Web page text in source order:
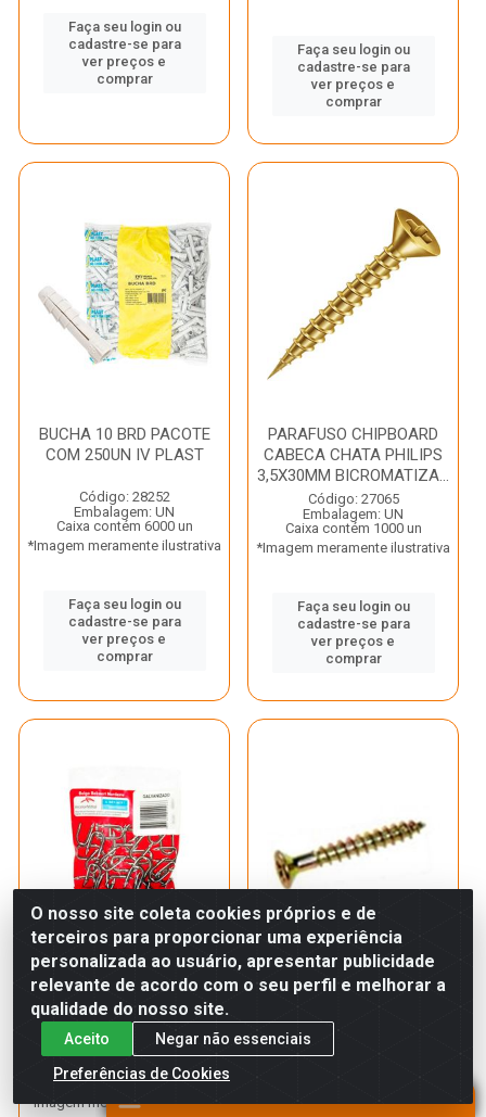
Faça seu login ou
cadastre-se para
ver preços e
comprar
Faça seu login ou
cadastre-se para
ver preços e
comprar
BUCHA 10 BRD PACOTE
COM 250UN IV PLAST
Código: 28252
Embalagem: UN
Caixa contém 6000 un
*Imagem meramente ilustrativa
Faça seu login ou
cadastre-se para
ver preços e
comprar
PARAFUSO CHIPBOARD
CABECA CHATA PHILIPS
3,5X30MM BICROMATIZA...
Código: 27065
Embalagem: UN
Caixa contém 1000 un
*Imagem meramente ilustrativa
Faça seu login ou
cadastre-se para
ver preços e
comprar
GRAMPO GALVANIZADO
7/8X9” BELGO
Código: 3848
Embalagem: PT
Caixa contém 20 pt
*Imagem meramente ilustrativa
PARAFUSO MADEIRA
BICROMATIZADO...
Caixa contém 3000 un
O nosso site coleta cookies próprios e de
terceiros para proporcionar uma experiência
personalizada ao usuário, apresentar publicidade
relevante de acordo com o seu perfil e melhorar a
qualidade do nosso site.
Aceito
Negar não essenciais
Preferências de Cookies